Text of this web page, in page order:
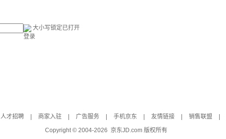
大小写锁定已打开
登录
人才招聘 商家入驻 广告服务 手机京东 友情链接 销售联盟
Copyright © 2004-2026 京东JD.com 版权所有